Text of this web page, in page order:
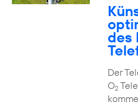
des
Der
O2